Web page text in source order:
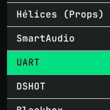
Hélices (Props)
SmartAudio
UART
DSHOT